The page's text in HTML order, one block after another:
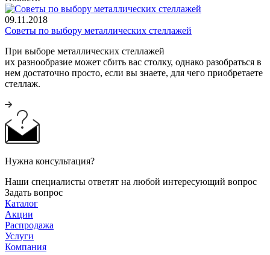
09.11.2018
Советы по выбору металлических стеллажей
При выборе металлических стеллажей
их разнообразие может сбить вас столку, однако разобраться в
нем достаточно просто, если вы знаете, для чего приобретаете
стеллаж.
Нужна консультация?
Наши специалисты ответят на любой интересующий вопрос
Задать вопрос
Каталог
Акции
Распродажа
Услуги
Компания